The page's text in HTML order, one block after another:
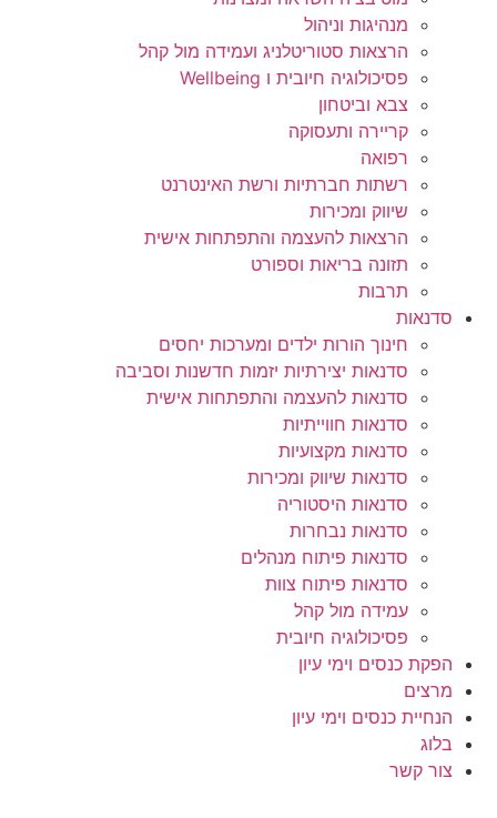
מנהיגות וניהול
הרצאות סטוריטלניג ועמידה מול קהל
פסיכולוגיה חיובית ו Wellbeing
צבא וביטחון
קריירה ותעסוקה
רפואה
רשתות חברתיות ורשת האינטרנט
שיווק ומכירות
הרצאות להעצמה והתפתחות אישית
תזונה בריאות וספורט
תרבות
סדנאות
חינוך הורות ילדים ומערכות יחסים
סדנאות יצירתיות יזמות חדשנות וסביבה
סדנאות להעצמה והתפתחות אישית
סדנאות חווייתיות
סדנאות מקצועיות
סדנאות שיווק ומכירות
סדנאות היסטוריה
סדנאות נבחרות
סדנאות פיתוח מנהלים
סדנאות פיתוח צוות
עמידה מול קהל
פסיכולוגיה חיובית
הפקת כנסים וימי עיון
מרצים
הנחיית כנסים וימי עיון
בלוג
צור קשר